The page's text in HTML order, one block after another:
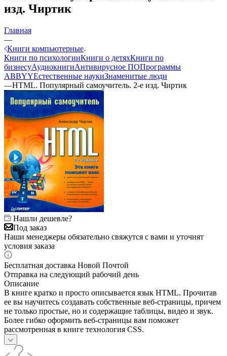
изд. Чиртик
Главная
—
Книги компьютерные
Книги по психологииКниги о детяхКниги по
бизнесуАудиокнигиАнтивирусное ПОПрограммы
ABBYYЕстественные наукиЗнаменитые люди
—HTML. Популярный самоучитель. 2-е изд. Чиртик
Нашли дешевле?
Под заказ
Наши менеджеры обязательно свяжутся с вами и уточнят
условия заказа
Бесплатная доставка Новой Почтой
Отправка на следующий рабочий день
Описание
В книге кратко и просто описывается язык HTML. Прочитав
ее вы научитесь создавать собственные веб-страницы, причем
не только простые, но и содержащие таблицы, видео и звук.
Более гибко оформить веб-страницы вам поможет
рассмотренная в книге технология CSS.